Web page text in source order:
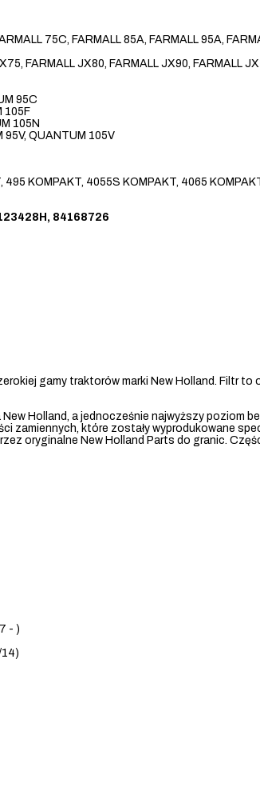
75C, FARMALL 85A, FARMALL 95A,
FARMALL JX80, FARMALL JX90, FARMALL
95C
105F
105N
95V, QUANTUM 105V
KOMPAKT, 4055S KOMPAKT, 4065
84168726
gamy traktorów marki New Holland. Filtr to
Holland, a jednocześnie najwyższy poziom
które zostały wyprodukowane
oryginalne New Holland Parts do granic.
- )
14)